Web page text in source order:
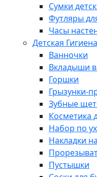
Сумки
Футляры
Часы
Детская Гигиена
Ванночки
Вкладыши
Горшки
Грызунки-
Зубные
Косметика
Набор по
Накладки
Пустышки